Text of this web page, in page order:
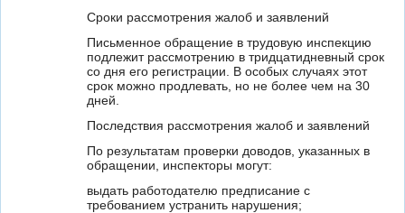
Сроки рассмотрения жалоб и заявлений
Письменное обращение в трудовую инспекцию
подлежит рассмотрению в тридцатидневный срок
со дня его регистрации. В особых случаях этот
срок можно продлевать, но не более чем на 30
дней.
Последствия рассмотрения жалоб и заявлений
По результатам проверки доводов, указанных в
обращении, инспекторы могут:
выдать работодателю предписание с
требованием устранить нарушения;